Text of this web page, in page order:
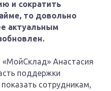
и сократить
то довольно
актуальным
«МойСклад» Анастасия
поддержки
сотрудникам,